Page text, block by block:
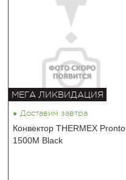
МЕГА ЛИКВИДАЦИЯ
• Доставим завтра
Конвектор THERMEX Pronto
1500M Black